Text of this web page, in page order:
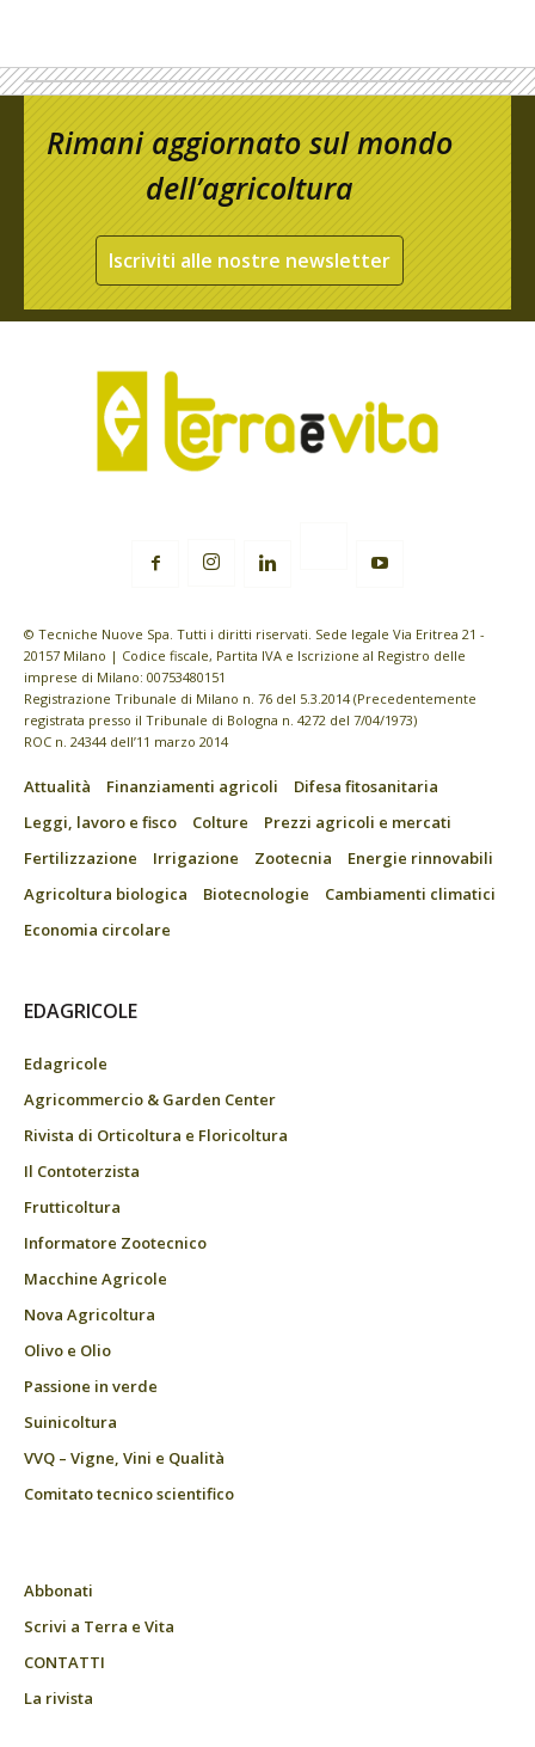
Rimani aggiornato sul mondo
dell’agricoltura
Iscriviti alle nostre newsletter
© Tecniche Nuove Spa. Tutti i diritti riservati. Sede legale Via Eritrea 21 -
20157 Milano | Codice fiscale, Partita IVA e Iscrizione al Registro delle
imprese di Milano: 00753480151
Registrazione Tribunale di Milano n. 76 del 5.3.2014 (Precedentemente
registrata presso il Tribunale di Bologna n. 4272 del 7/04/1973)
ROC n. 24344 dell’11 marzo 2014
Attualità Finanziamenti agricoli
Difesa fitosanitaria
Leggi, lavoro e fisco
Colture
Prezzi agricoli e mercati
Fertilizzazione
Irrigazione Zootecnia
Energie rinnovabili
Agricoltura biologica
Biotecnologie
Cambiamenti climatici
Economia circolare
EDAGRICOLE
Edagricole
Agricommercio & Garden Center
Rivista di Orticoltura e Floricoltura
Il Contoterzista
Frutticoltura
Informatore Zootecnico
Macchine Agricole
Nova Agricoltura
Olivo e Olio
Passione in verde
Suinicoltura
VVQ – Vigne, Vini e Qualità
Comitato tecnico scientifico
Abbonati
Scrivi a Terra e Vita
CONTATTI
La rivista